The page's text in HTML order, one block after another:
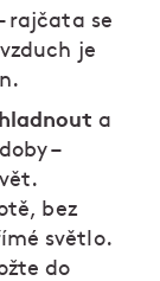
rajčata se
je
a
–
bez
světlo.
do